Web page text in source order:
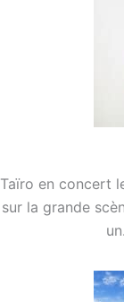
Taïro en concert
sur la grande